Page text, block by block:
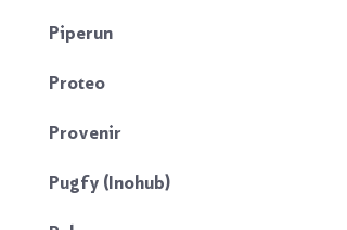
Piperun
Proteo
Provenir
Pugfy (Inohub)